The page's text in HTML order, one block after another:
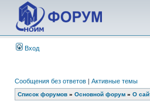
Вход
Сообщения без ответов | Активные темы
Список форумов » Основной форум » О